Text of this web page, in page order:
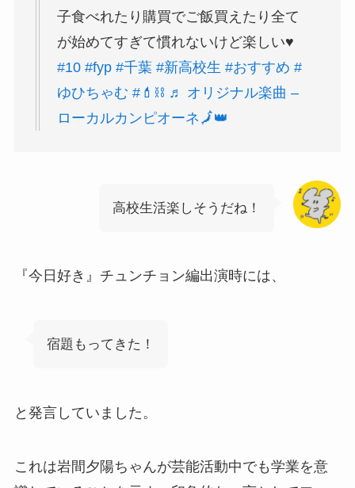
子食べれたり購買でご飯買えたり全て
が始めてすぎて慣れないけど楽しい♥️
#10 #fyp #千葉 #新高校生 #おすすめ #
ゆひちゃむ #💄⛓ ♬ オリジナル楽曲 –
ローカルカンピオーネ🗾👑
高校生活楽しそうだね！
『今日好き』チュンチョン編出演時には、
宿題もってきた！
と発言していました。
これは岩間夕陽ちゃんが芸能活動中でも学業を意